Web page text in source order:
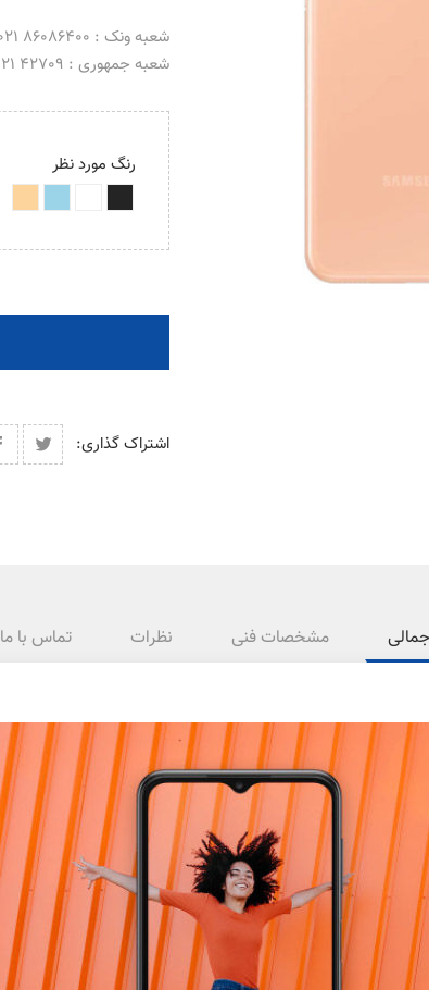
شعبه ونک : 86086400 021 _ 86086500 021
شعبه جمهوری : 42709 021 _ 66488069 021
رنگ مورد نظر
اشتراک گذاری:
مشخصات فنی نظرات تماس با ما